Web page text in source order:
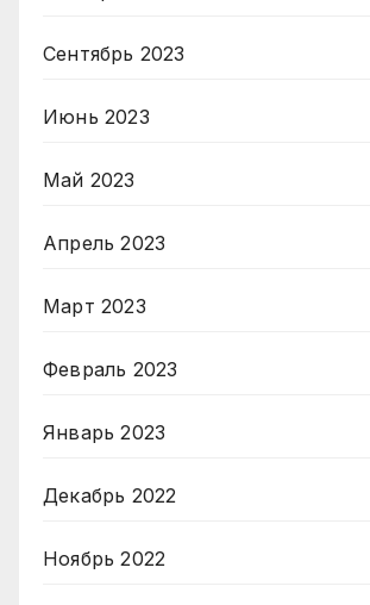
Сентябрь 2023
Июнь 2023
Май 2023
Апрель 2023
Март 2023
Февраль 2023
Январь 2023
Декабрь 2022
Ноябрь 2022